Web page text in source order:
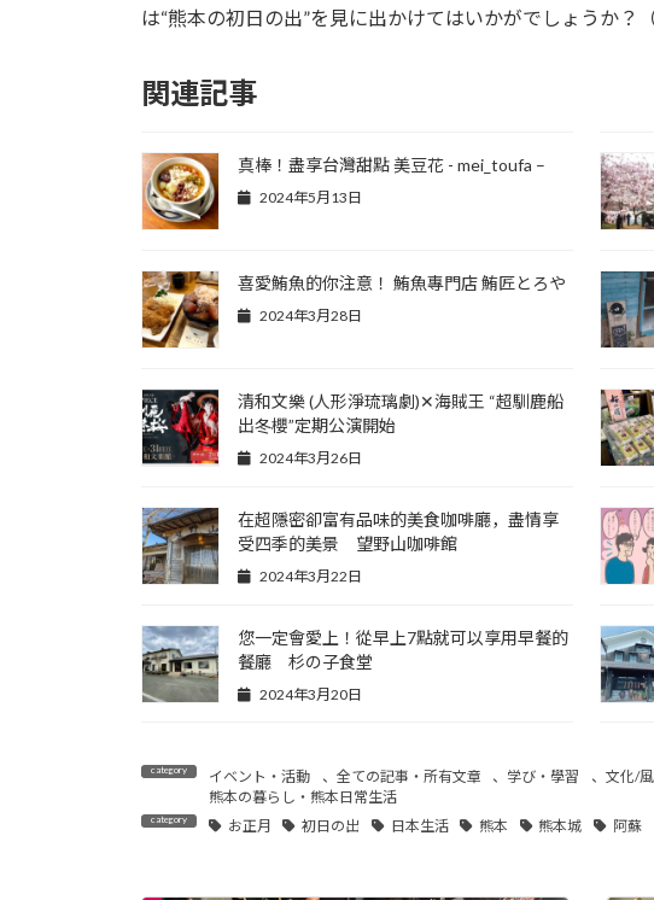
は“熊本の初日の出”を見に出かけてはいかがでしょうか？
関連記事
真棒！盡享台灣甜點 美豆花 - mei_toufa –
2024年5月13日
喜愛鮪魚的你注意！ 鮪魚專門店 鮪匠とろや
2024年3月28日
清和文樂 (人形淨琉璃劇)✕海賊王 “超馴鹿船
出冬櫻”定期公演開始
2024年3月26日
在超隱密卻富有品味的美食咖啡廳，盡情享
受四季的美景 望野山咖啡館
2024年3月22日
您一定會愛上！從早上7點就可以享用早餐的
餐廳 杉の子食堂
2024年3月20日
イベント・活動 、 全ての記事・所有文章 、 学び・學習 、 文化/
熊本の暮らし・熊本日常生活
お正月
初日の出 日本生活 熊本 熊本城 阿蘇